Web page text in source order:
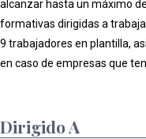
alcanzar hasta un máximo
formativas dirigidas a
9 trabajadores en plantilla,
en caso de empresas que
Dirigido A